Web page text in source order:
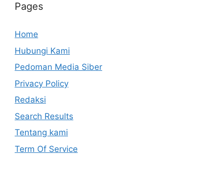
Pages
Home
Hubungi Kami
Pedoman Media Siber
Privacy Policy
Redaksi
Search Results
Tentang kami
Term Of Service